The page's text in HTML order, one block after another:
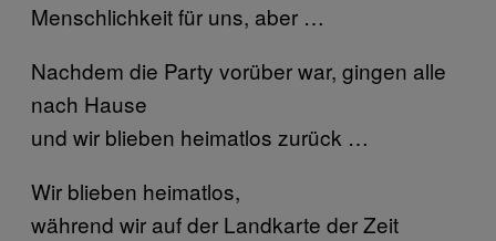
Menschlichkeit für uns, aber …
Nachdem die Party vorüber war, gingen alle
nach Hause
und wir blieben heimatlos zurück …
Wir blieben heimatlos,
während wir auf der Landkarte der Zeit